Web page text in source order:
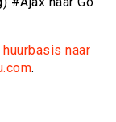
naar
.